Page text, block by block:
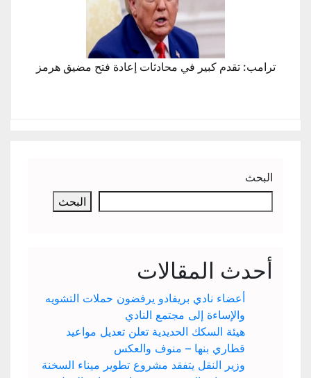
ترامب: تقدم كبير في محادثات إعادة فتح مضيق هرمز
البحث
البحث
أحدث المقالات
أعضاء نادي بريفادو يرفضون حملات التشويه
والإساءة إلى مجتمع النادي
هيئة السكك الحديدية تعلن تعديل مواعيد
قطاري بنها – منوف والعكس
وزير النقل يتفقد مشروع تطوير ميناء السخنة